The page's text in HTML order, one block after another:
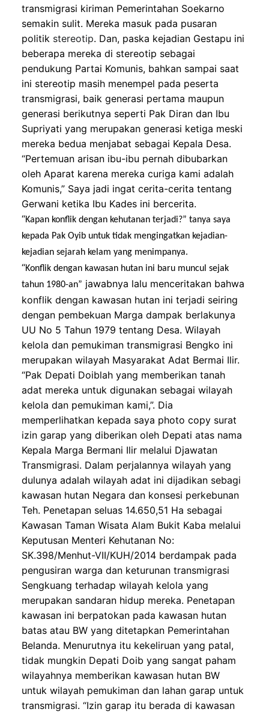
transmigrasi kiriman Pemerintahan Soekarno
semakin sulit. Mereka masuk pada pusaran
politik stereotip. Dan, paska kejadian Gestapu ini
beberapa mereka di stereotip sebagai
pendukung Partai Komunis, bahkan sampai saat
ini stereotip masih menempel pada peserta
transmigrasi, baik generasi pertama maupun
generasi berikutnya seperti Pak Diran dan Ibu
Supriyati yang merupakan generasi ketiga meski
mereka bedua menjabat sebagai Kepala Desa.
“Pertemuan arisan ibu-ibu pernah dibubarkan
oleh Aparat karena mereka curiga kami adalah
Komunis,” Saya jadi ingat cerita-cerita tentang
Gerwani ketika Ibu Kades ini bercerita.
“Kapan konflik dengan kehutanan terjadi?” tanya saya
kepada Pak Oyib untuk tidak mengingatkan kejadian-
kejadian sejarah kelam yang menimpanya.
“Konflik dengan kawasan hutan ini baru muncul sejak
tahun 1980-an” jawabnya lalu menceritakan bahwa
konflik dengan kawasan hutan ini terjadi seiring
dengan pembekuan Marga dampak berlakunya
UU No 5 Tahun 1979 tentang Desa. Wilayah
kelola dan pemukiman transmigrasi Bengko ini
merupakan wilayah Masyarakat Adat Bermai Ilir.
“Pak Depati Doiblah yang memberikan tanah
adat mereka untuk digunakan sebagai wilayah
kelola dan pemukiman kami,”. Dia
memperlihatkan kepada saya photo copy surat
izin garap yang diberikan oleh Depati atas nama
Kepala Marga Bermani Ilir melalui Djawatan
Transmigrasi. Dalam perjalannya wilayah yang
dulunya adalah wilayah adat ini dijadikan sebagi
kawasan hutan Negara dan konsesi perkebunan
Teh. Penetapan seluas 14.650,51 Ha sebagai
Kawasan Taman Wisata Alam Bukit Kaba melalui
Keputusan Menteri Kehutanan No:
SK.398/Menhut-VII/KUH/2014 berdampak pada
pengusiran warga dan keturunan transmigrasi
Sengkuang terhadap wilayah kelola yang
merupakan sandaran hidup mereka. Penetapan
kawasan ini berpatokan pada kawasan hutan
batas atau BW yang ditetapkan Pemerintahan
Belanda. Menurutnya itu kekeliruan yang patal,
tidak mungkin Depati Doib yang sangat paham
wilayahnya memberikan kawasan hutan BW
untuk wilayah pemukiman dan lahan garap untuk
transmigrasi. “Izin garap itu berada di kawasan